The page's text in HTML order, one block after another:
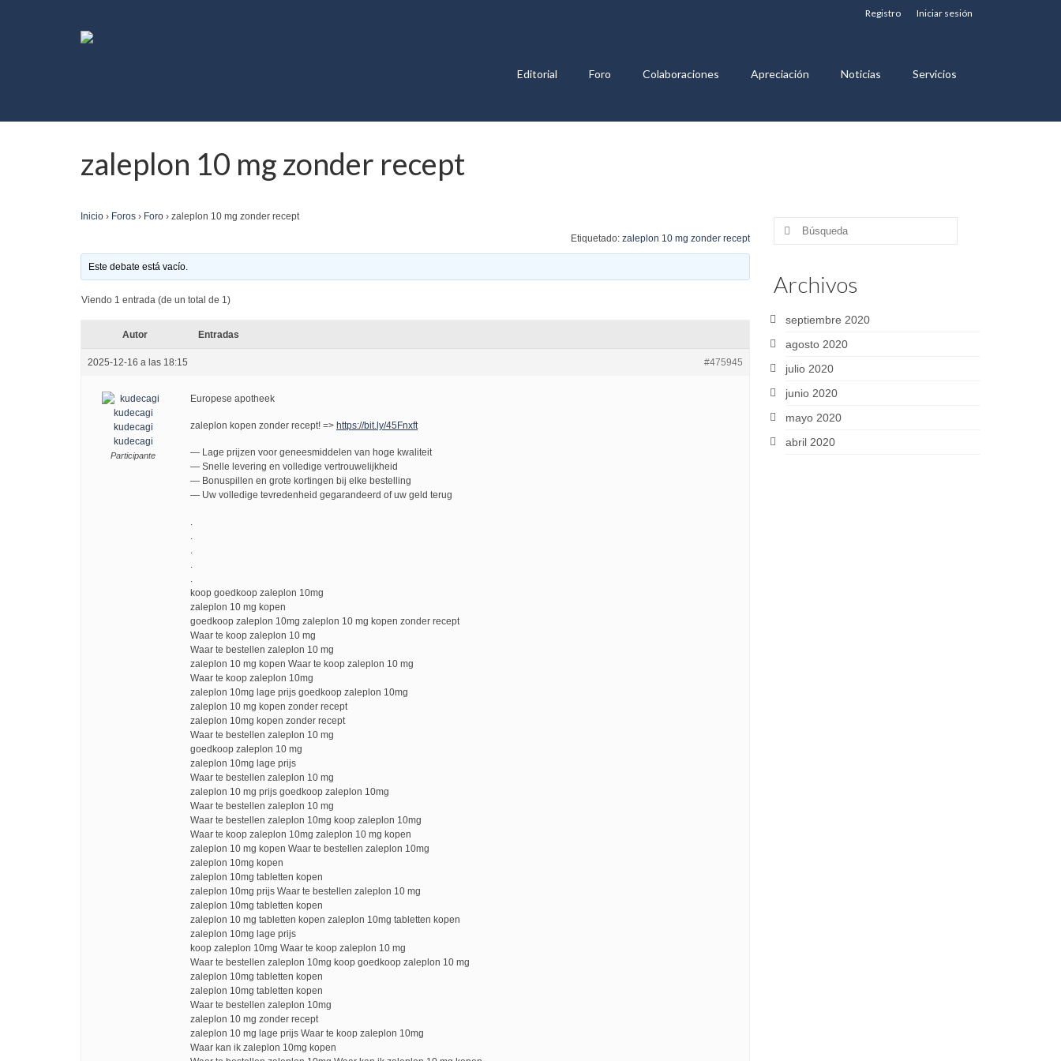
Registro Iniciar sesión
Editorial Foro Colaboraciones Apreciación Noticias Servicios
zaleplon 10 mg zonder recept
Inicio › Foros › Foro › zaleplon 10 mg zonder recept
Etiquetado: zaleplon 10 mg zonder recept
Este debate está vacío.
Viendo 1 entrada (de un total de 1)
Autor Entradas
2025-12-16 a las 18:15 #475945
kudecagi
kudecagi
Participante
Europese apotheek
zaleplon kopen zonder recept! => https://bit.ly/45Fnxft
— Lage prijzen voor geneesmiddelen van hoge kwaliteit
— Snelle levering en volledige vertrouwelijkheid
— Bonuspillen en grote kortingen bij elke bestelling
— Uw volledige tevredenheid gegarandeerd of uw geld terug
.
.
.
.
.
koop goedkoop zaleplon 10mg
zaleplon 10 mg kopen
goedkoop zaleplon 10mg zaleplon 10 mg kopen zonder recept
Waar te koop zaleplon 10 mg
Waar te bestellen zaleplon 10 mg
zaleplon 10 mg kopen Waar te koop zaleplon 10 mg
Waar te koop zaleplon 10mg
zaleplon 10mg lage prijs goedkoop zaleplon 10mg
zaleplon 10 mg kopen zonder recept
zaleplon 10mg kopen zonder recept
Waar te bestellen zaleplon 10 mg
goedkoop zaleplon 10 mg
zaleplon 10mg lage prijs
Waar te bestellen zaleplon 10 mg
zaleplon 10 mg prijs goedkoop zaleplon 10mg
Waar te bestellen zaleplon 10 mg
Waar te bestellen zaleplon 10mg koop zaleplon 10mg
Waar te koop zaleplon 10mg zaleplon 10 mg kopen
zaleplon 10 mg kopen Waar te bestellen zaleplon 10mg
zaleplon 10mg kopen
zaleplon 10mg tabletten kopen
zaleplon 10mg prijs Waar te bestellen zaleplon 10 mg
zaleplon 10mg tabletten kopen
zaleplon 10 mg tabletten kopen zaleplon 10mg tabletten kopen
zaleplon 10mg lage prijs
koop zaleplon 10mg Waar te koop zaleplon 10 mg
Waar te bestellen zaleplon 10mg koop goedkoop zaleplon 10 mg
zaleplon 10mg tabletten kopen
zaleplon 10mg tabletten kopen
Waar te bestellen zaleplon 10mg
zaleplon 10 mg zonder recept
zaleplon 10 mg lage prijs Waar te koop zaleplon 10mg
Waar kan ik zaleplon 10mg kopen
Buscar
Archivos
septiembre 2020
agosto 2020
julio 2020
junio 2020
mayo 2020
abril 2020